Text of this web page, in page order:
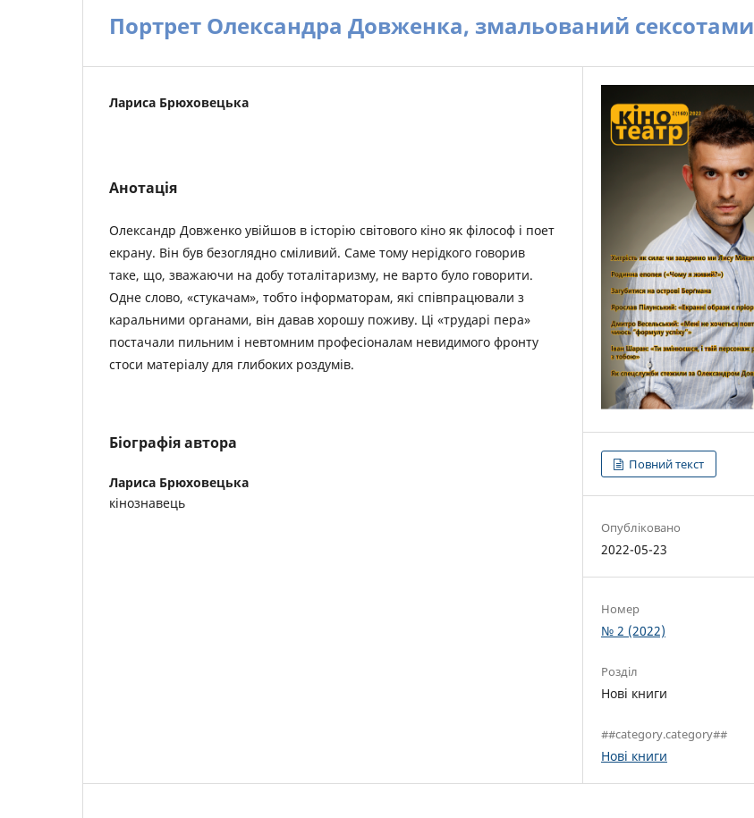
Портрет Олександра Довженка, змальований сексотами
Лариса Брюховецька
Анотація
Олександр Довженко увійшов в історію світового кіно як філософ і поет
екрану. Він був безоглядно сміливий. Саме тому нерідкого говорив
таке, що, зважаючи на добу тоталітаризму, не варто було говорити.
Одне слово, «стукачам», тобто інформаторам, які співпрацювали з
каральними органами, він давав хорошу поживу. Ці «трударі пера»
постачали пильним і невтомним професіоналам невидимого фронту
стоси матеріалу для глибоких роздумів.
Біографія автора
Лариса Брюховецька
кінознавець
Повний текст
Опубліковано
2022-05-23
Номер
№ 2 (2022)
Розділ
Нові книги
##category.category##
Нові книги